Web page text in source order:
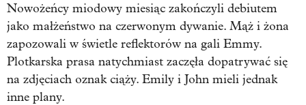
Nowożeńcy miodowy miesiąc zakończyli debiutem
jako małżeństwo na czerwonym dywanie. Mąż i żona
zapozowali w świetle reflektorów na gali Emmy.
Plotkarska prasa natychmiast zaczęła dopatrywać się
na zdjęciach oznak ciąży. Emily i John mieli jednak
inne plany.